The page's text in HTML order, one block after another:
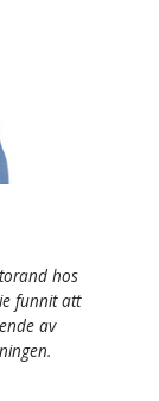
hos
funnit att
av